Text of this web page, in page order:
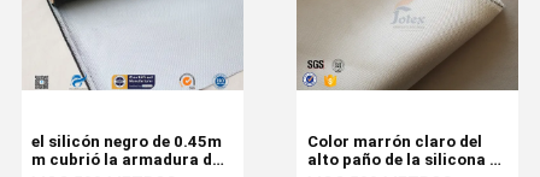
Color marrón claro del
alto paño de la silicona de
el silicón negro de 0.45m
m cubrió la armadura de